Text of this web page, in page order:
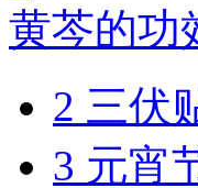
黄芩的功
2 三伏
3 元宵